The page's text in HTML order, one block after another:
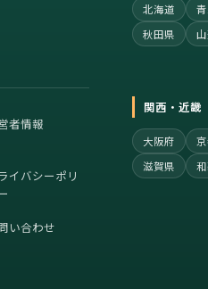
北海道
秋田県
関西・近畿
大阪府
滋賀県
者情報
イバシーポリ
い合わせ